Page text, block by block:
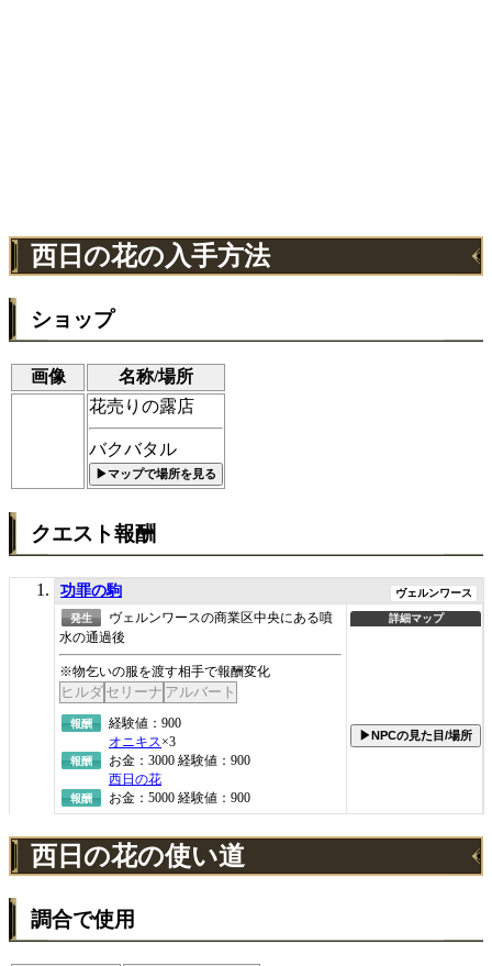
西日の花の入手方法
ショップ
画像
名称/場所
花売りの露店
バクバタル
▶マップで場所を見る
クエスト報酬
功罪の駒 ヴェルンワース
発生
ヴェルンワースの商業区中央にある噴
水の通過後
※物乞いの服を渡す相手で報酬変化
ヒルダ セリーナ アルバート
報酬
経験値：900
オニキス×3
報酬
お金：3000 経験値：900
西日の花
報酬 お金：5000 経験値：900
詳細マップ
▶NPCの見た目/場所
西日の花の使い道
調合で使用